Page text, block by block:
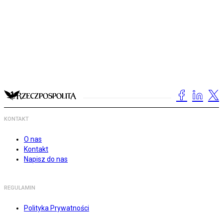
KONTAKT
O nas
Kontakt
Napisz do nas
REGULAMIN
Polityka Prywatności